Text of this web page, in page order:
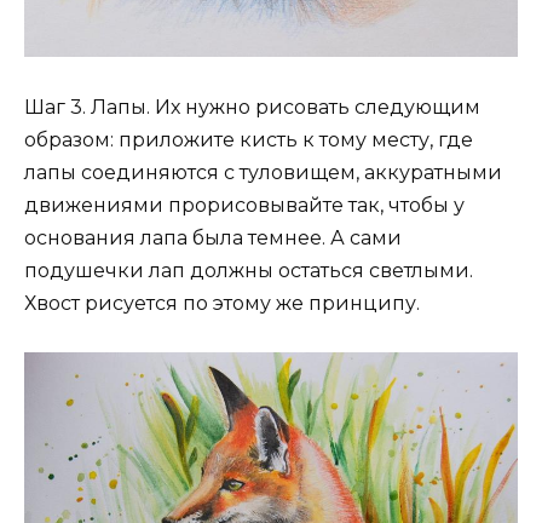
Шаг 3. Лапы. Их нужно рисовать следующим
образом: приложите кисть к тому месту, где
лапы соединяются с туловищем, аккуратными
движениями прорисовывайте так, чтобы у
основания лапа была темнее. А сами
подушечки лап должны остаться светлыми.
Хвост рисуется по этому же принципу.